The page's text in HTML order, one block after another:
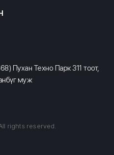
Пухан Техно Парк 311 тоот,
муж
rights reserved.